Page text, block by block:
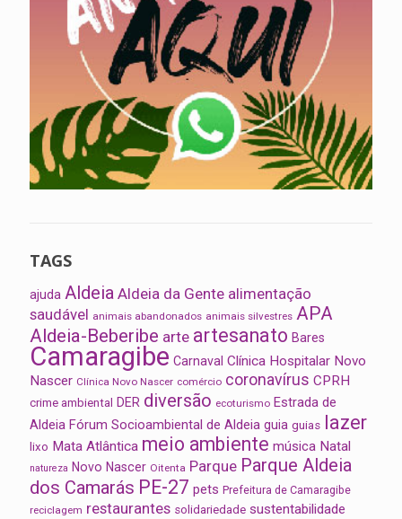
TAGS
ajuda Aldeia Aldeia da Gente alimentação
saudável animais abandonados animais silvestres APA
Aldeia-Beberibe arte artesanato Bares
Camaragibe Carnaval Clínica Hospitalar Novo
Nascer Clínica Novo Nascer comércio coronavírus CPRH
crime ambiental DER diversão ecoturismo Estrada de
Aldeia Fórum Socioambiental de Aldeia guia guias lazer
lixo Mata Atlântica meio ambiente música Natal
natureza Novo Nascer Oitenta Parque Parque Aldeia
dos Camarás PE-27 pets Prefeitura de Camaragibe
reciclagem restaurantes solidariedade sustentabilidade